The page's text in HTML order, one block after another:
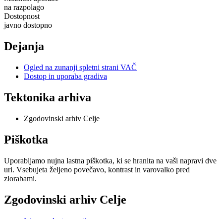
na razpolago
Dostopnost
javno dostopno
Dejanja
Ogled na zunanji spletni strani VAČ
Dostop in uporaba gradiva
Tektonika arhiva
Zgodovinski arhiv Celje
Piškotka
Uporabljamo nujna lastna piškotka, ki se hranita na vaši napravi dve
uri. Vsebujeta željeno povečavo, kontrast in varovalko pred
zlorabami.
Zgodovinski arhiv Celje